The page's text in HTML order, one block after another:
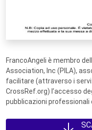
FrancoAngeli è membro
Association, Inc (PILA),
facilitare (attraverso i
CrossRef.org) l’accesso
pubblicazioni professionali